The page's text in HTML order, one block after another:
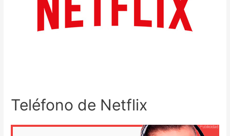
Teléfono de Netflix